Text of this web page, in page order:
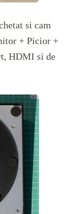
si cam
+ Picior +
HDMI si de